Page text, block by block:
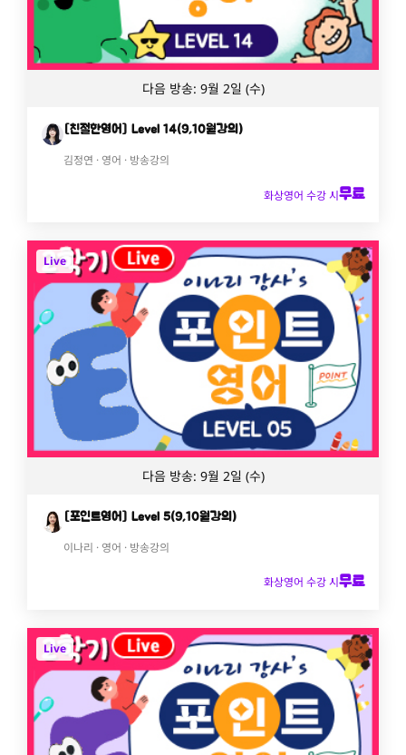
다음 방송: 9월 2일 (수)
[친절한영어] Level 14(9,10월강의)
김정연 · 영어 · 방송강의
화상영어 수강 시무료
Live
다음 방송: 9월 2일 (수)
[포인트영어] Level 5(9,10월강의)
이나리 · 영어 · 방송강의
화상영어 수강 시무료
Live